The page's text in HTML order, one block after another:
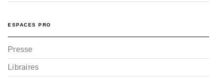
ESPACES PRO
Presse
Libraires